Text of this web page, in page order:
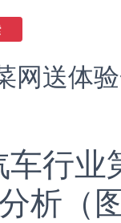
网送体
行业
析（